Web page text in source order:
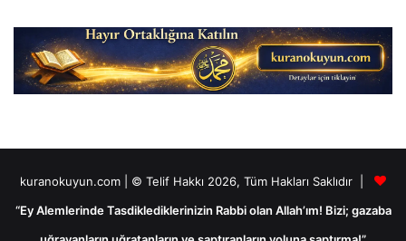
kuranokuyun.com | © Telif Hakkı 2026, Tüm Hakları Saklıdır |
“Ey Alemlerinde Tasdiklediklerinizin Rabbi olan Allah’ım! Bizi; gazaba